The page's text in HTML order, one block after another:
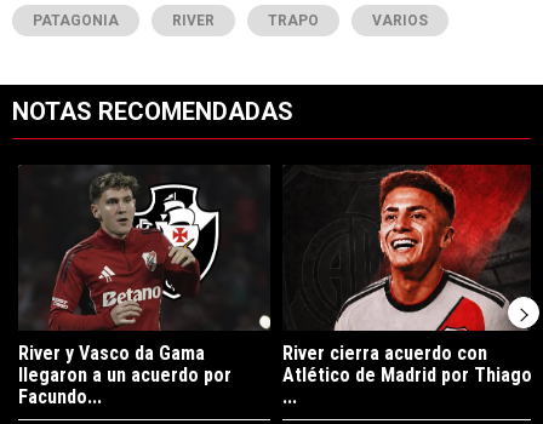
PATAGONIA RIVER TRAPO VARIOS
NOTAS RECOMENDADAS
Un artículo de tendencia con el título "River y Vasco da Gama
River y Vasco da Gama
llegaron a un acuerdo por
Facundo...
Un artículo de tendencia con el
River cierra acuerdo con
Atlético de Madrid por Thiago
...